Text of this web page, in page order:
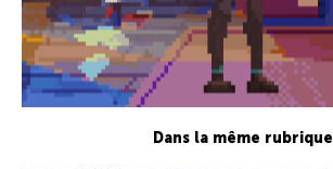
Dans la même rubrique